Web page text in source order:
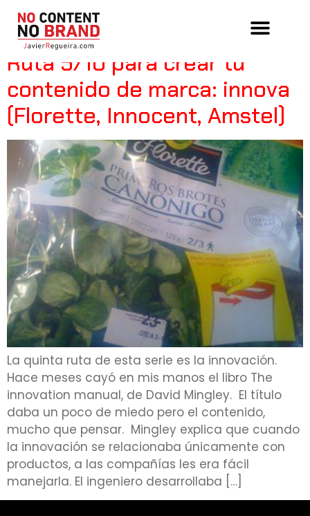
Day:March 11, 2011
Ruta 5/10 para crear tu
contenido de marca: innova
(Florette, Innocent, Amstel)
La quinta ruta de esta serie es la innovación.
Hace meses cayó en mis manos el libro The
innovation manual, de David Mingley. El título
daba un poco de miedo pero el contenido,
mucho que pensar. Mingley explica que cuando
la innovación se relacionaba únicamente con
productos, a las compañías les era fácil
manejarla. El ingeniero desarrollaba […]